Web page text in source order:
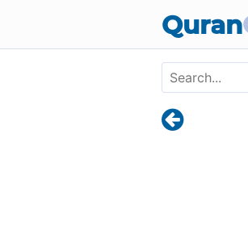
Quran